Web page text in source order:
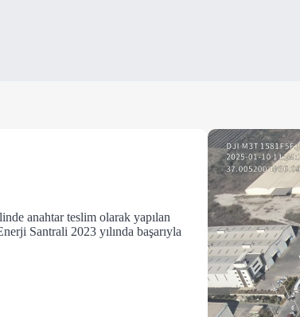
anahtar teslim olarak yapılan
Santrali 2023 yılında başarıyla